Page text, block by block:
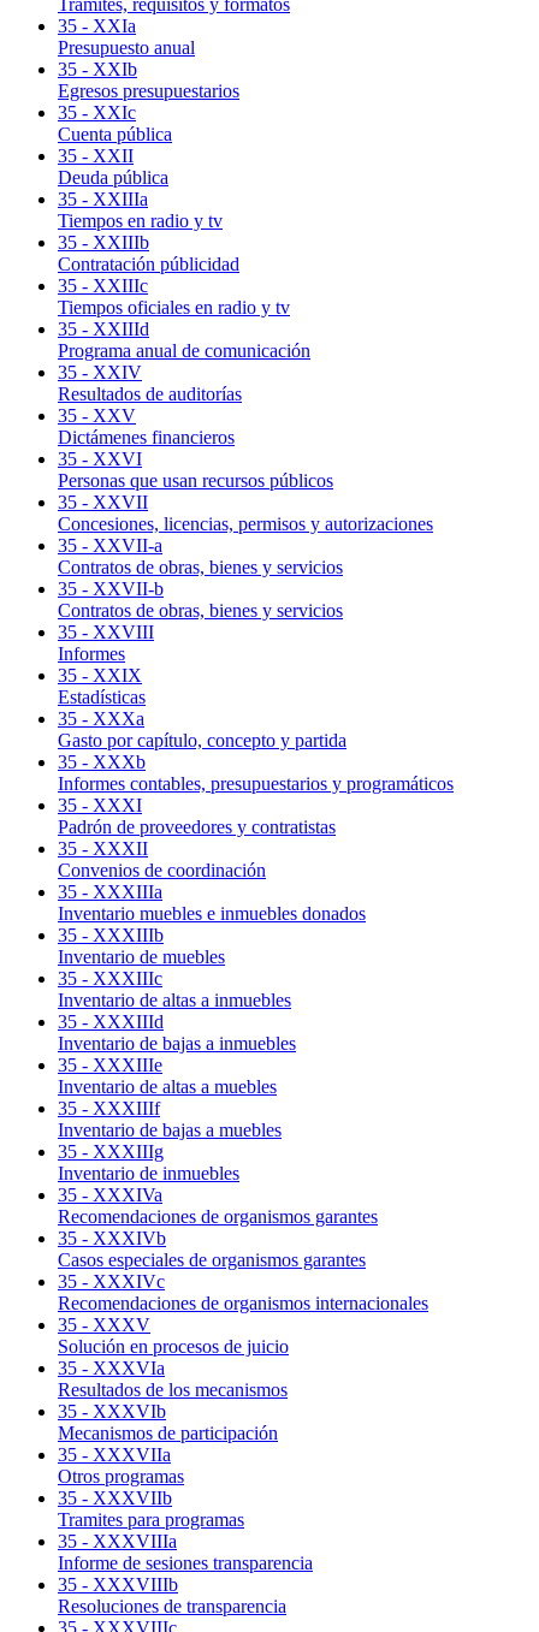
35 - XXIa
Presupuesto anual
35 - XXIb
Egresos presupuestarios
35 - XXIc
Cuenta pública
35 - XXII
Deuda pública
35 - XXIIIa
Tiempos en radio y tv
35 - XXIIIb
Contratación públicidad
35 - XXIIIc
Tiempos oficiales en radio y tv
35 - XXIIId
Programa anual de comunicación
35 - XXIV
Resultados de auditorías
35 - XXV
Dictámenes financieros
35 - XXVI
Personas que usan recursos públicos
35 - XXVII
Concesiones, licencias, permisos y autorizaciones
35 - XXVII-a
Contratos de obras, bienes y servicios
35 - XXVII-b
Contratos de obras, bienes y servicios
35 - XXVIII
Informes
35 - XXIX
Estadísticas
35 - XXXa
Gasto por capítulo, concepto y partida
35 - XXXb
Informes contables, presupuestarios y programáticos
35 - XXXI
Padrón de proveedores y contratistas
35 - XXXII
Convenios de coordinación
35 - XXXIIIa
Inventario muebles e inmuebles donados
35 - XXXIIIb
Inventario de muebles
35 - XXXIIIc
Inventario de altas a inmuebles
35 - XXXIIId
Inventario de bajas a inmuebles
35 - XXXIIIe
Inventario de altas a muebles
35 - XXXIIIf
Inventario de bajas a muebles
35 - XXXIIIg
Inventario de inmuebles
35 - XXXIVa
Recomendaciones de organismos garantes
35 - XXXIVb
Casos especiales de organismos garantes
35 - XXXIVc
Recomendaciones de organismos internacionales
35 - XXXV
Solución en procesos de juicio
35 - XXXVIa
Resultados de los mecanismos
35 - XXXVIb
Mecanismos de participación
35 - XXXVIIa
Otros programas
35 - XXXVIIb
Tramites para programas
35 - XXXVIIIa
Informe de sesiones transparencia
35 - XXXVIIIb
Resoluciones de transparencia
35 - XXXVIIIc